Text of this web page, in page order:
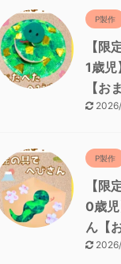
P製作
【限
1歳児
【お
P製作
【限
0歳児
ん【